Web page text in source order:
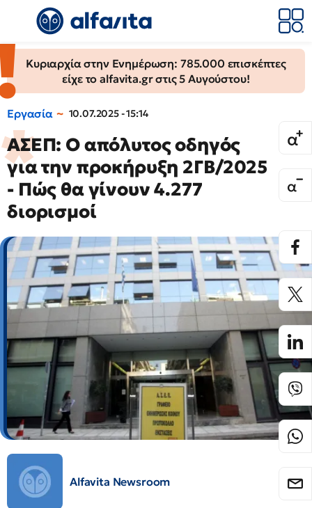
Κυριαρχία στην Ενημέρωση: 785.000 επισκέπτες
είχε το alfavita.gr στις 5 Αυγούστου!
Εργασία 10.07.2025 - 15:14
ΑΣΕΠ: Ο απόλυτος οδηγός
για την προκήρυξη 2ΓΒ/2025
- Πώς θα γίνουν 4.277
διορισμοί
Alfavita Newsroom